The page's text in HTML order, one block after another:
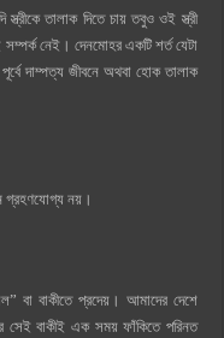
স্ত্রীকে তালাক দিতে চায় তবুও ওই স্ত্রী
নেই। দেনমোহর একটি শর্ত যেটা
দাম্পত্য জীবনে অথবা হোক তালাক
গ্রহণযোগ্য নয়।
বা বাকীতে প্রদেয়। আমাদের দেশে
সেই বাকীই এক সময় ফাঁকিতে পরিনত